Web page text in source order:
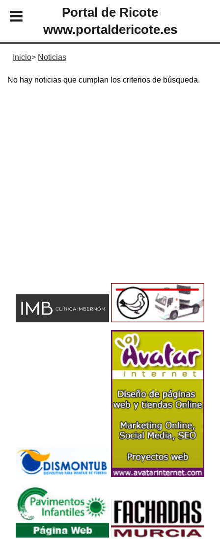
Portal de Ricote
www.portaldericote.es
Inicio Noticias
No hay noticias que cumplan los criterios de búsqueda.